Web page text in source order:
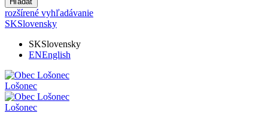
rozšírené vyhľadávanie
SKSlovensky
SKSlovensky
ENEnglish
Lošonec
Lošonec